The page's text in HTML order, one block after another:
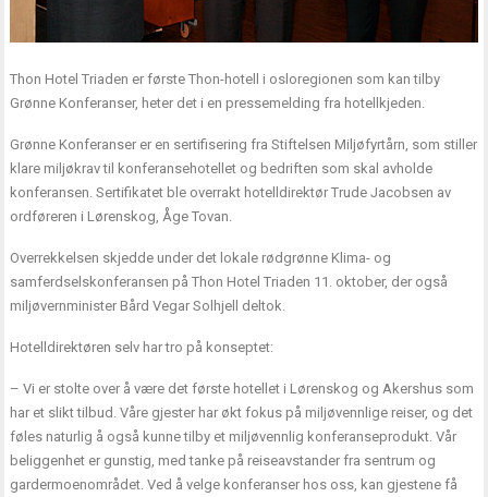
Thon Hotel Triaden er første Thon-hotell i osloregionen som kan tilby
Grønne Konferanser, heter det i en pressemelding fra hotellkjeden.
Grønne Konferanser er en sertifisering fra Stiftelsen Miljøfyrtårn, som stiller
klare miljøkrav til konferansehotellet og bedriften som skal avholde
konferansen. Sertifikatet ble overrakt hotelldirektør Trude Jacobsen av
ordføreren i Lørenskog, Åge Tovan.
Overrekkelsen skjedde under det lokale rødgrønne Klima- og
samferdselskonferansen på Thon Hotel Triaden 11. oktober, der også
miljøvernminister Bård Vegar Solhjell deltok.
Hotelldirektøren selv har tro på konseptet:
– Vi er stolte over å være det første hotellet i Lørenskog og Akershus som
har et slikt tilbud. Våre gjester har økt fokus på miljøvennlige reiser, og det
føles naturlig å også kunne tilby et miljøvennlig konferanseprodukt. Vår
beliggenhet er gunstig, med tanke på reiseavstander fra sentrum og
gardermoenområdet. Ved å velge konferanser hos oss, kan gjestene få